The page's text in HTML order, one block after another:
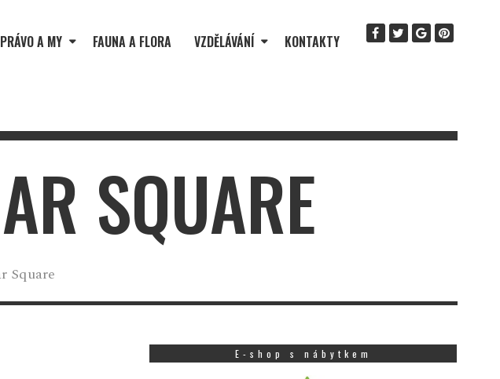
PRÁVO A MY FAUNA A FLORA VZDĚLÁVÁNÍ KONTAKTY
SQUARE
Square
E-shop s nábytkem